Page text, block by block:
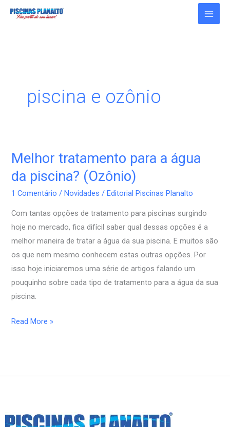
piscina e ozônio
Melhor tratamento para a água
da piscina? (Ozônio)
1 Comentário /Novidades /Editorial Piscinas Planalto
Com tantas opções de tratamento para piscinas surgindo
hoje no mercado, fica difícil saber qual dessas opções é a
melhor maneira de tratar a água da sua piscina. E muitos são
os que nem mesmo conhecem estas outras opções. Por
isso hoje iniciaremos uma série de artigos falando um
pouquinho sobre cada tipo de tratamento para a água da sua
piscina.
Melhor
tratamento
para
a
água
da
piscina?
(Ozônio)
Read More »